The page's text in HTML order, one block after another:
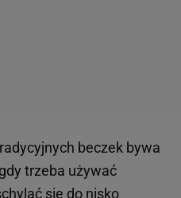
beczek bywa
trzeba używać
się do nisko